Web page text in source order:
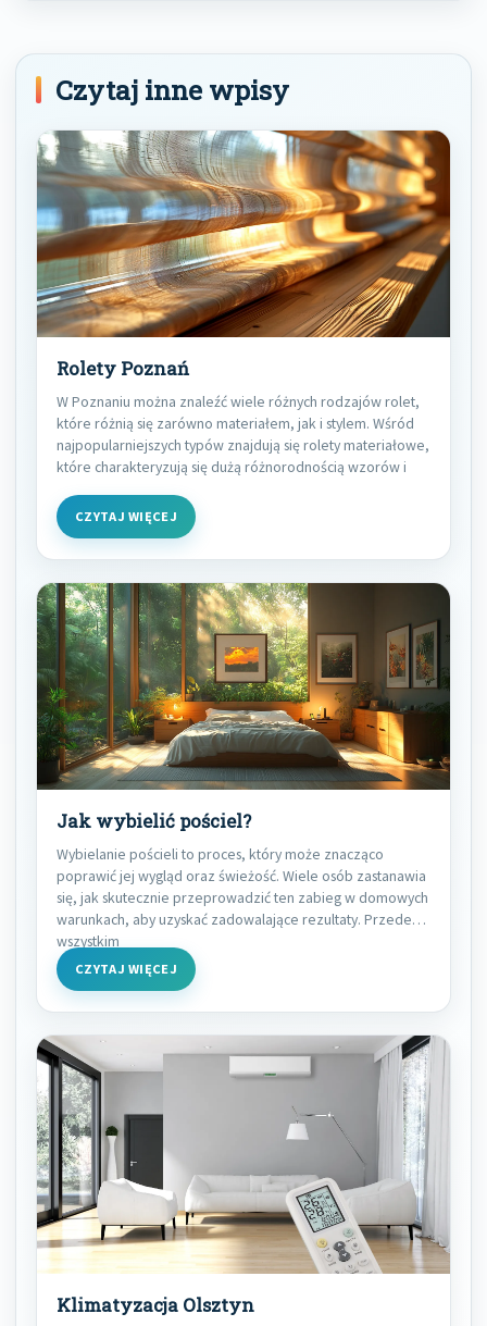
Czytaj inne wpisy
Rolety Poznań
W Poznaniu można znaleźć wiele różnych rodzajów rolet,
które różnią się zarówno materiałem, jak i stylem. Wśród
najpopularniejszych typów znajdują się rolety materiałowe,
które charakteryzują się dużą różnorodnością wzorów i
CZYTAJ WIĘCEJ
Jak wybielić pościel?
Wybielanie pościeli to proces, który może znacząco
poprawić jej wygląd oraz świeżość. Wiele osób zastanawia
się, jak skutecznie przeprowadzić ten zabieg w domowych
warunkach, aby uzyskać zadowalające rezultaty. Przede
wszystkim
CZYTAJ WIĘCEJ
Klimatyzacja Olsztyn